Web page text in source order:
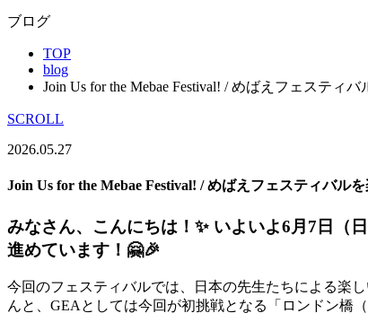
ブログ
TOP
blog
Join Us for the Mebae Festival! / めばえフェスティ
SCROLL
2026.05.27
Join Us for the Mebae Festival! / めばえフェスティバル
みなさん、こんにちは！✨ いよいよ6月7日（
進めています！🤗🎉
今回のフェスティバルでは、日本の先生たちによる楽
んと、GEAとしては今回が初挑戦となる「ロンドン橋